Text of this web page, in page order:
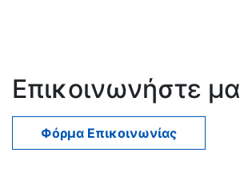
Επικοινωνήστε
Φόρμα Επικοινωνίας